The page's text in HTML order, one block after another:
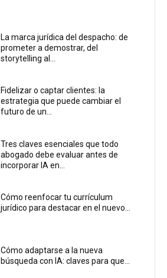
La marca jurídica del despacho: de
prometer a demostrar, del
storytelling al...
Fidelizar o captar clientes: la
estrategia que puede cambiar el
futuro de un...
Tres claves esenciales que todo
abogado debe evaluar antes de
incorporar IA en...
Cómo reenfocar tu currículum
jurídico para destacar en el nuevo...
Cómo adaptarse a la nueva
búsqueda con IA: claves para que...